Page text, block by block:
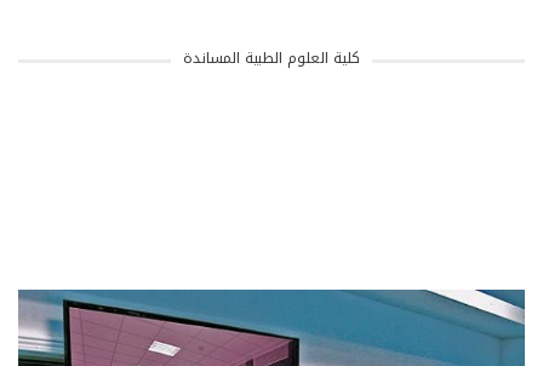
كلية العلوم الطبية المساندة